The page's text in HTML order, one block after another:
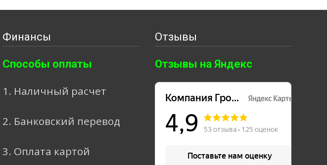
Финансы
Способы оплаты
1. Наличный расчет
2. Банковский перевод
3. Оплата картой
Отзывы
Отзывы на Яндекс